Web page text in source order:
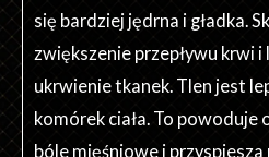
się bardziej jędrna i gładka.
zwiększenie przepływu krwi
ukrwienie tkanek. Tlen jest
komórek ciała. To powoduje
bóle mięśniowe i przyspiesza